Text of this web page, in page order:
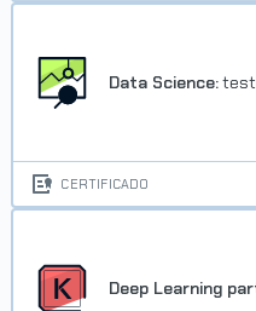
Data Science:
CERTIFICADO
Deep Learning